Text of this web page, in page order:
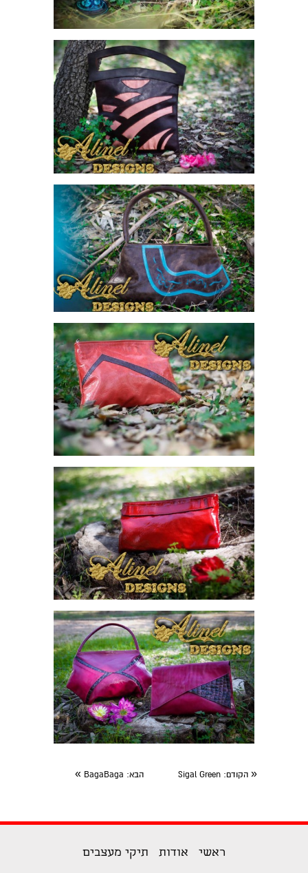
« הקודם: Sigal Green הבא: BagaBaga
»
ראשי אודות תיקי מעצבים